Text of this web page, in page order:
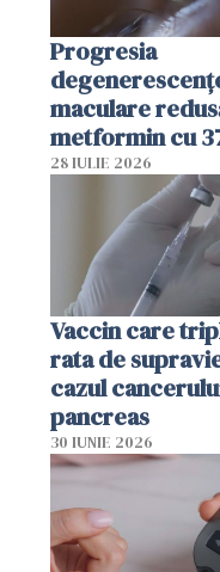
Progresia
maculare
metformin cu
28 IULIE 2026
Vaccin care
rata de
cazul
pancreas
30 IUNIE 2026